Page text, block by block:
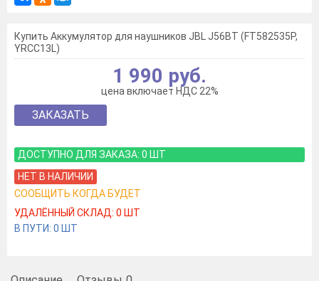
Купить Аккумулятор для наушников JBL J56BT (FT582535P,
YRCC13L)
1 990 руб.
цена включает НДС 22%
ЗАКАЗАТЬ
ДОСТУПНО ДЛЯ ЗАКАЗА: 0 ШТ
НЕТ В НАЛИЧИИ
СООБЩИТЬ КОГДА БУДЕТ
УДАЛЁННЫЙ СКЛАД: 0 ШТ
В ПУТИ: 0 ШТ